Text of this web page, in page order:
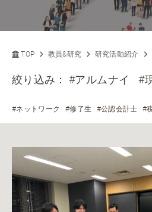
TOP 教員&研究 研究活動紹介
絞り込み：#アルムナイ #
#ネットワーク #修了生 #公認会計士 #